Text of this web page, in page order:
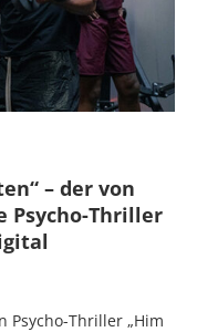
– der von
Psycho-Thriller
Psycho-Thriller „Him